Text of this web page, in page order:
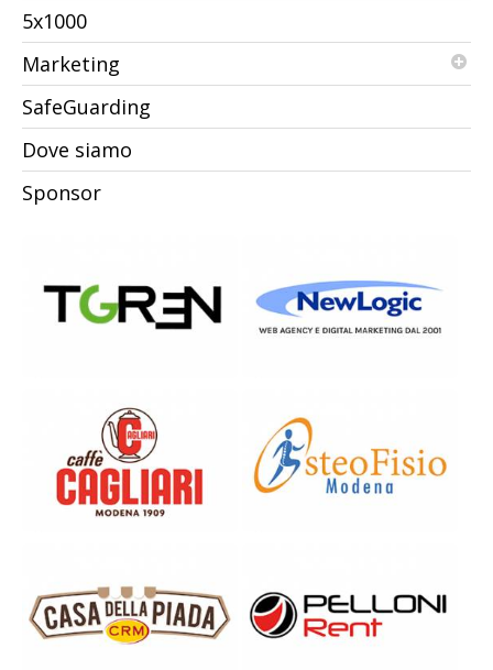
5x1000
Marketing
SafeGuarding
Dove siamo
Sponsor